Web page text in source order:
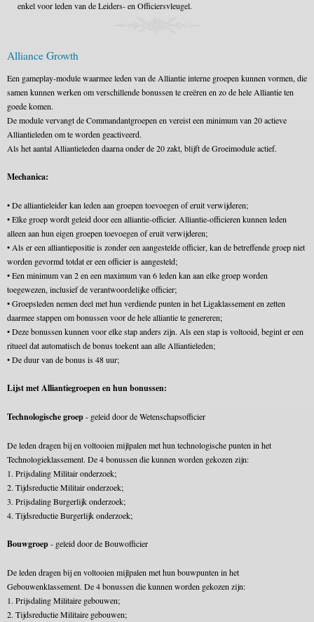
enkel voor leden van de Leiders- en Officiersvleugel.
Alliance Growth
Een gameplay-module waarmee leden van de Alliantie interne groepen kunnen vormen, die
samen kunnen werken om verschillende bonussen te creëren en zo de hele Alliantie ten
goede komen.
De module vervangt de Commandantgroepen en vereist een minimum van 20 actieve
Alliantieleden om te worden geactiveerd.
Als het aantal Alliantieleden daarna onder de 20 zakt, blijft de Groeimodule actief.
Mechanica:
• De alliantieleider kan leden aan groepen toevoegen of eruit verwijderen;
• Elke groep wordt geleid door een alliantie-officier. Alliantie-officieren kunnen leden
alleen aan hun eigen groepen toevoegen of eruit verwijderen;
• Als er een alliantiepositie is zonder een aangestelde officier, kan de betreffende groep niet
worden gevormd totdat er een officier is aangesteld;
• Een minimum van 2 en een maximum van 6 leden kan aan elke groep worden
toegewezen, inclusief de verantwoordelijke officier;
• Groepsleden nemen deel met hun verdiende punten in het Ligaklassement en zetten
daarmee stappen om bonussen voor de hele alliantie te genereren;
• Deze bonussen kunnen voor elke stap anders zijn. Als een stap is voltooid, begint er een
ritueel dat automatisch de bonus toekent aan alle Alliantieleden;
• De duur van de bonus is 48 uur;
Lijst met Alliantiegroepen en hun bonussen:
Technologische groep- geleid door de Wetenschapsofficier
De leden dragen bij en voltooien mijlpalen met hun technologische punten in het
Technologieklassement. De 4 bonussen die kunnen worden gekozen zijn:
1. Prijsdaling Militair onderzoek;
2. Tijdsreductie Militair onderzoek;
3. Prijsdaling Burgerlijk onderzoek;
4. Tijdsreductie Burgerlijk onderzoek;
Bouwgroep- geleid door de Bouwofficier
De leden dragen bij en voltooien mijlpalen met hun bouwpunten in het
Gebouwenklassement. De 4 bonussen die kunnen worden gekozen zijn:
1. Prijsdaling Militaire gebouwen;
2. Tijdsreductie Militaire gebouwen;